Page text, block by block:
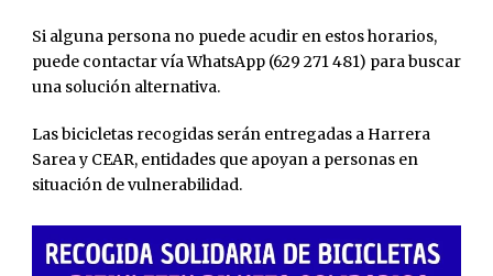
Si alguna persona no puede acudir en estos horarios,
puede contactar vía WhatsApp (629 271 481) para buscar
una solución alternativa.
Las bicicletas recogidas serán entregadas a Harrera
Sarea y CEAR, entidades que apoyan a personas en
situación de vulnerabilidad.